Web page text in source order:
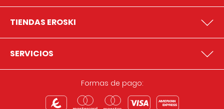
TIENDAS EROSKI
SERVICIOS
Formas de pago: